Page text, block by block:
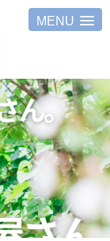
MENU